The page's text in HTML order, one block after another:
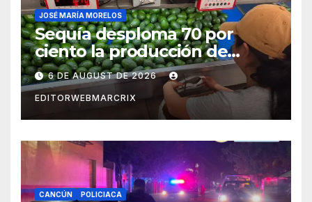
JOSÉ MARÍA MORELOS
Sequía desploma 70 por
ciento la producción de
aguacate en Candelaria
6 DE AUGUST DE 2026
EDITORWEBMARCRIX
CANCÚN POLICIACA